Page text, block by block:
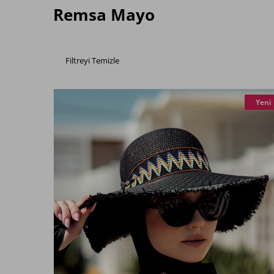
Remsa Mayo
Filtreyi Temizle
Yeni